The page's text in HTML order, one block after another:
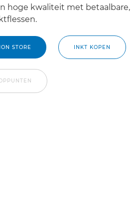
hoge kwaliteit met betaalbare,
STORE INKT KOPEN